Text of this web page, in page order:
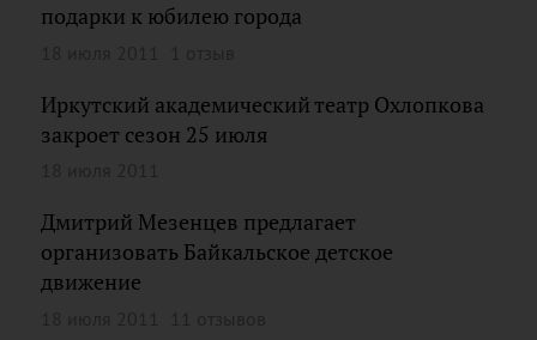
подарки к юбилею города
Иркутский академический театр Охлопкова
закроет сезон 25 июля
Дмитрий Мезенцев предлагает
организовать Байкальское детское
движение